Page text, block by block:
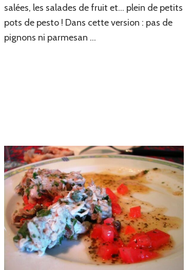
salées, les salades de fruit et… plein de petits
pots de pesto ! Dans cette version : pas de
pignons ni parmesan …